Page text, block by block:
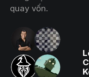
quay vốn.